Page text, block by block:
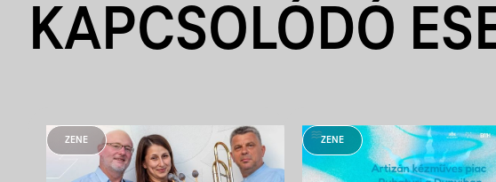
KAPCSOLÓDÓ
ZENE ZENE